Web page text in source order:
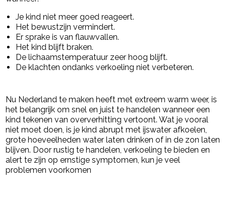
Je kind niet meer goed reageert.
Het bewustzijn vermindert.
Er sprake is van flauwvallen.
Het kind blijft braken.
De lichaamstemperatuur zeer hoog blijft.
De klachten ondanks verkoeling niet verbeteren.
Nu Nederland te maken heeft met extreem warm weer, is
het belangrijk om snel en juist te handelen wanneer een
kind tekenen van oververhitting vertoont. Wat je vooral
niet moet doen, is je kind abrupt met ijswater afkoelen,
grote hoeveelheden water laten drinken of in de zon laten
blijven. Door rustig te handelen, verkoeling te bieden en
alert te zijn op ernstige symptomen, kun je veel
problemen voorkomen